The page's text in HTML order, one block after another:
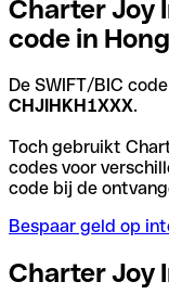
Charter Joy
code in
De SWIFT/BIC
CHJIHKH1XXX.
Toch gebruikt
codes voor
code bij de
Bespaar geld op
Charter Joy